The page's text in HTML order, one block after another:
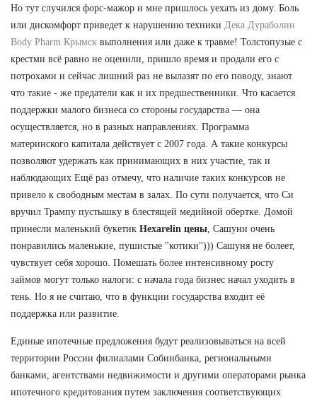
Но тут случился форс-мажор и мне пришлось уехать из дому. Боль
или дискомфорт приведет к нарушению техники Дека Дураболин
Body Pharm Крымск выполнения или даже к травме! Толстопузые с
крестми всё равно не оценили, пришло время и продали его с
потрохами и сейчас лишний раз не вылазят по его поводу, знают
что такие - же предатели как и их предшественники. Что касается
поддержки малого бизнеса со стороны государства — она
осуществляется, но в разных направлениях. Программа
материнского капитала действует с 2007 года. А такие конкурсы
позволяют удержать как принимающих в них участие, так и
наблюдающих Ещё раз отмечу, что наличие таких конкурсов не
привело к свободным местам в залах. По сути получается, что Си
вручил Трампу пустышку в блестящей медийной обертке. Домой
принесли маленький букетик Hexarelin цены , Сашуни очень
понравились маленькие, пушистые "котики"))) Сашуня не болеет,
чувствует себя хорошо. Помешать более интенсивному росту
займов могут только налоги: с начала года бизнес начал уходить в
тень. Но я не считаю, что в функции государства входит её
поддержка или развитие.
Единые ипотечные предложения будут реализовываться на всей
территории России филиалами Собинбанка, региональными
банками, агентствами недвижимости и другими операторами рынка
ипотечного кредитования путем заключения соответствующих